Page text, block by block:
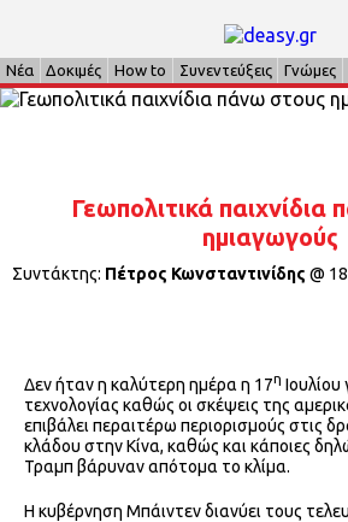
Νέα Δοκιμές How to Συνεντεύξεις Γνώμες
Γεωπολιτικά παιχνίδια
ημιαγωγούς
Συντάκτης: Πέτρος Κωνσταντινίδης @
Δεν ήταν η καλύτερη ημέρα η 17η Ιουλίου
τεχνολογίας καθώς οι σκέψεις της
επιβάλει περαιτέρω περιορισμούς στις
κλάδου στην Κίνα, καθώς και κάποιες
Τραμπ βάρυναν απότομα το κλίμα.
Η κυβέρνηση Μπάιντεν διανύει τους